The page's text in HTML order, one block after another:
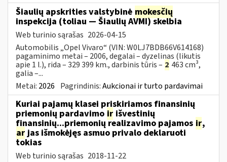
Šiaulių apskrities valstybinė mokesčių
inspekcija (toliau — Šiaulių AVMI) skelbia
Web turinio sąrašas 2026-04-15
Automobilis „Opel Vivaro“ (VIN: W0LJ7BDB66V614168)
pagaminimo metai – 2006, degalai – dyzelinas (likutis
apie 1 l.), rida – 329 399 km., darbinis tūris – 2 463 cm³,
galia –...
Metai: 2026 Pagrindinis:Aukcionai ir turto pardavimai
Kuriai pajamų klasei priskiriamos finansinių
priemonių pardavimo ir išvestinių
finansinių...priemonių realizavimo pajamos ir,
arjas išmokėjęs asmuo privalo deklaruoti
tokias
Web turinio sąrašas 2018-11-22